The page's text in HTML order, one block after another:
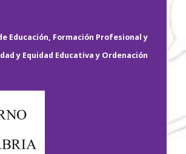
Educación, Formación Profesional y
y Equidad Educativa y Ordenación